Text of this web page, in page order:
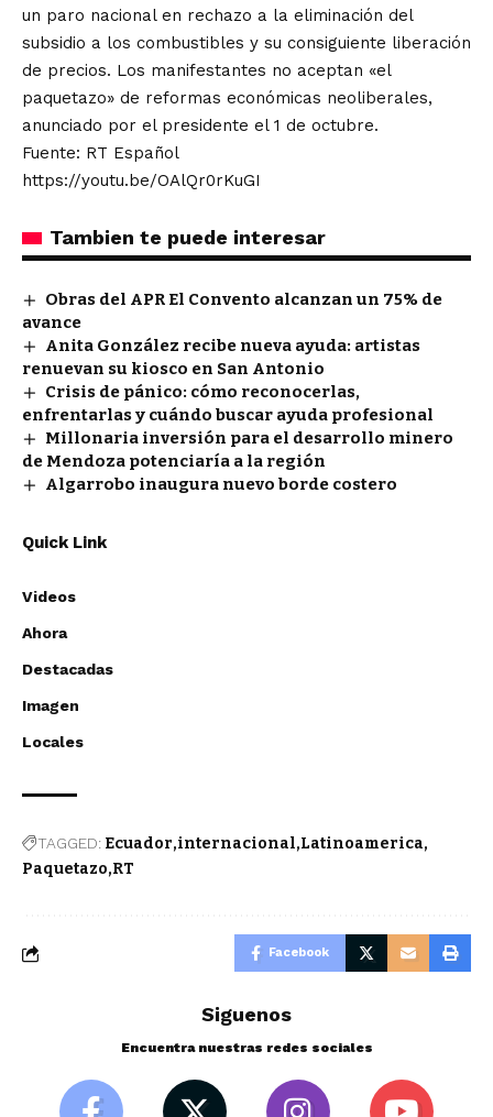
un paro nacional en rechazo a la eliminación del
subsidio a los combustibles y su consiguiente liberación
de precios. Los manifestantes no aceptan «el
paquetazo» de reformas económicas neoliberales,
anunciado por el presidente el 1 de octubre.
Fuente: RT Español
https://youtu.be/OAlQr0rKuGI
Tambien te puede interesar
Obras del APR El Convento alcanzan un 75% de
avance
Anita González recibe nueva ayuda: artistas
renuevan su kiosco en San Antonio
Crisis de pánico: cómo reconocerlas,
enfrentarlas y cuándo buscar ayuda profesional
Millonaria inversión para el desarrollo minero
de Mendoza potenciaría a la región
Algarrobo inaugura nuevo borde costero
Quick Link
Videos
Ahora
Destacadas
Imagen
Locales
TAGGED: Ecuador internacional Latinoamerica
Paquetazo RT
Facebook
Siguenos
Encuentra nuestras redes sociales